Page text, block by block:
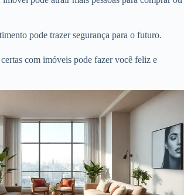
pode trazer segurança para o futuro.
com imóveis pode fazer você feliz e